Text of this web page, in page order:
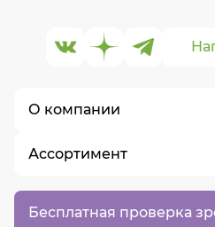
Бесплатная проверка
О компании
О нас
Контакты
Вакансии
Ассортимент